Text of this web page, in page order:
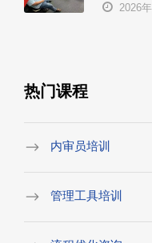
2026
热门课程
内审员培训
管理工具培训